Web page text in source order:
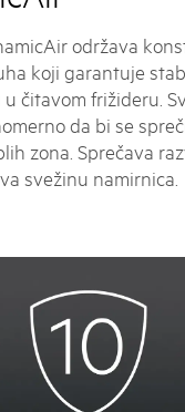
održava
koji garantuje
čitavom frižideru.
da bi se
zona. Sprečava
svežinu namirnica.